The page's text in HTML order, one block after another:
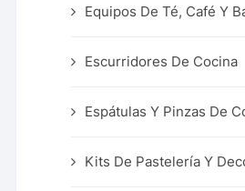
Equipos De Té, Café Y
Escurridores De Cocina
Espátulas Y Pinzas De
Kits De Pastelería Y